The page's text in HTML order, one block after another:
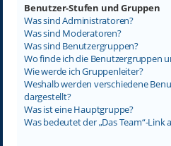
Benutzer-Stufen und Gruppen
Was sind Administratoren?
Was sind Moderatoren?
Was sind Benutzergruppen?
Wo finde ich die Benutzergruppen
Wie werde ich Gruppenleiter?
Weshalb werden verschiedene
dargestellt?
Was ist eine Hauptgruppe?
Was bedeutet der „Das Team“-Link